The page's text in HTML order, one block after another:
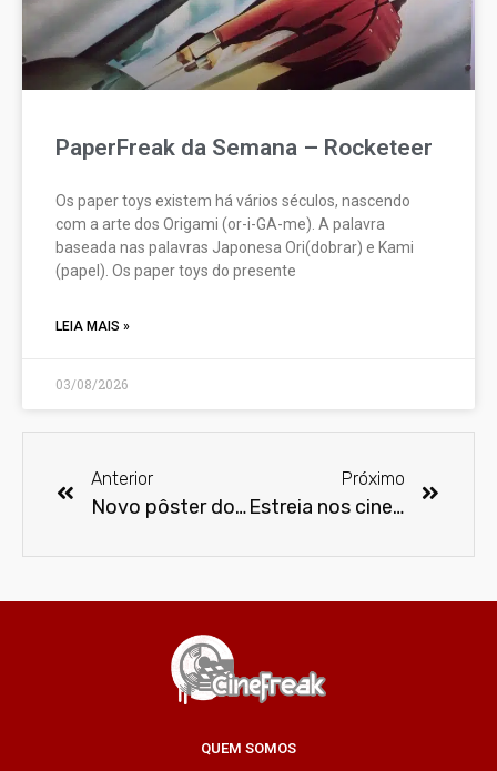
PaperFreak da Semana – Rocketeer
Os paper toys existem há vários séculos, nascendo
com a arte dos Origami (or-i-GA-me). A palavra
baseada nas palavras Japonesa Ori(dobrar) e Kami
(papel). Os paper toys do presente
LEIA MAIS »
03/08/2026
Anterior
Novo pôster do filme "O Homem de Aço"
Próximo
Estreia nos cinemas Homem de Ferro 3
QUEM SOMOS